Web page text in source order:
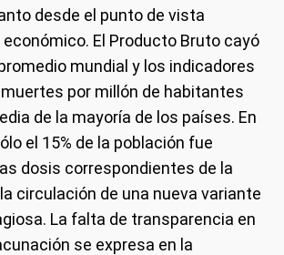
desde el punto de vista
El Producto Bruto cayó
mundial y los indicadores
por millón de habitantes
de la mayoría de los países. En
el 15% de la población fue
dosis correspondientes de la
circulación de una nueva variante
La falta de transparencia en
se expresa en la